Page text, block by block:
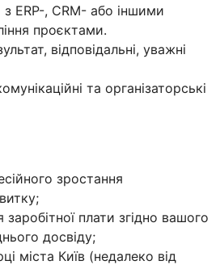
ERP-, CRM- або іншими
проєктами.
відповідальні, уважні
та організаторські
зростання
плати згідно вашого
досвіду;
міста Київ (недалеко від